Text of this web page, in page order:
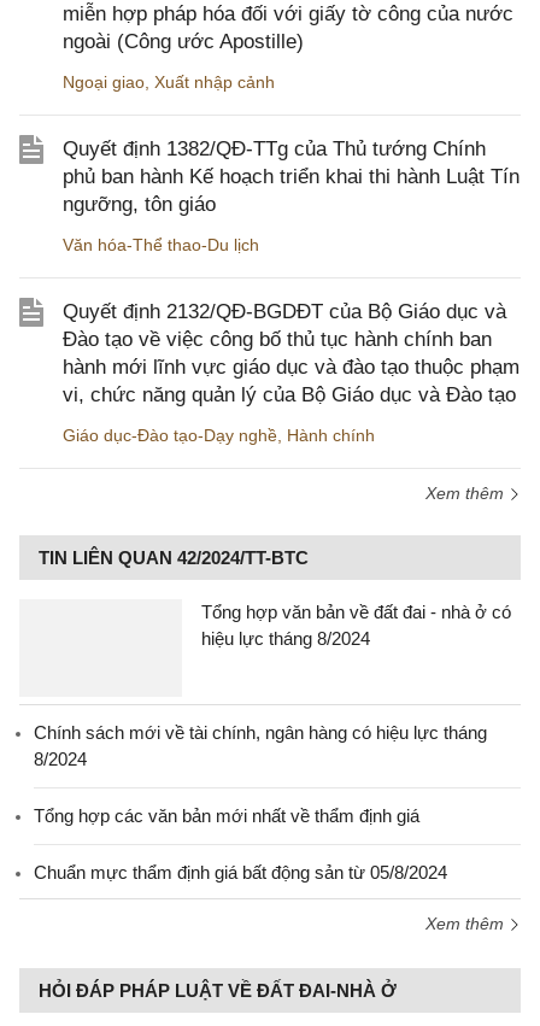
miễn hợp pháp hóa đối với giấy tờ công của nước
ngoài (Công ước Apostille)
Ngoại giao Xuất nhập cảnh
Quyết định 1382/QĐ-TTg của Thủ tướng Chính
phủ ban hành Kế hoạch triển khai thi hành Luật Tín
ngưỡng, tôn giáo
Văn hóa-Thể thao-Du lịch
Quyết định 2132/QĐ-BGDĐT của Bộ Giáo dục và
Đào tạo về việc công bố thủ tục hành chính ban
hành mới lĩnh vực giáo dục và đào tạo thuộc phạm
vi, chức năng quản lý của Bộ Giáo dục và Đào tạo
Giáo dục-Đào tạo-Dạy nghề Hành chính
Xem thêm
TIN LIÊN QUAN 42/2024/TT-BTC
Tổng hợp văn bản về đất đai - nhà ở có
hiệu lực tháng 8/2024
Chính sách mới về tài chính, ngân hàng có hiệu lực tháng
8/2024
Tổng hợp các văn bản mới nhất về thẩm định giá
Chuẩn mực thẩm định giá bất động sản từ 05/8/2024
Xem thêm
HỎI ĐÁP PHÁP LUẬT VỀ ĐẤT ĐAI-NHÀ Ở